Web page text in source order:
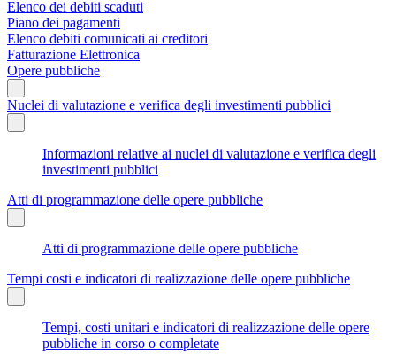
Elenco dei debiti scaduti
Piano dei pagamenti
Elenco debiti comunicati ai creditori
Fatturazione Elettronica
Opere pubbliche
Nuclei di valutazione e verifica degli investimenti pubblici
Informazioni relative ai nuclei di valutazione e verifica degli
investimenti pubblici
Atti di programmazione delle opere pubbliche
Atti di programmazione delle opere pubbliche
Tempi costi e indicatori di realizzazione delle opere pubbliche
Tempi, costi unitari e indicatori di realizzazione delle opere
pubbliche in corso o completate